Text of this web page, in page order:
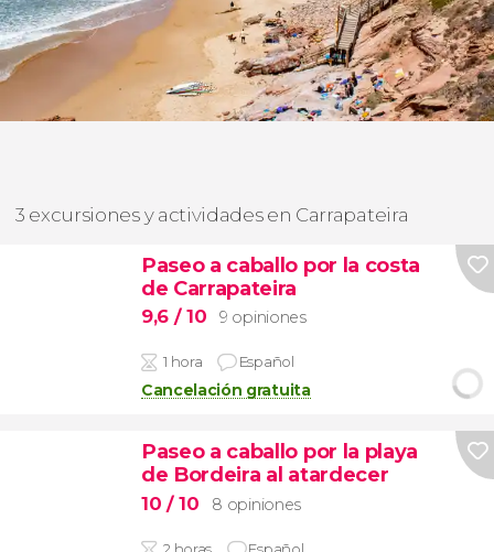
3 excursiones y actividades en Carrapateira
Paseo a caballo por la costa
de Carrapateira
9,6 / 10 9 opiniones
1 hora Español
Cancelación gratuita
Paseo a caballo por la playa
de Bordeira al atardecer
10 / 10 8 opiniones
2 horas Español